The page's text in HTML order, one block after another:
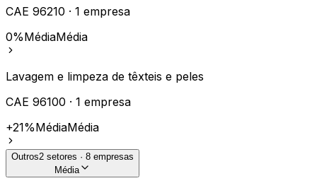
CAE 96210 · 1 empresa
0%MédiaMédia
Lavagem e limpeza de têxteis e peles
CAE 96100 · 1 empresa
+21%MédiaMédia
Outros2 setores · 8 empresas
Média